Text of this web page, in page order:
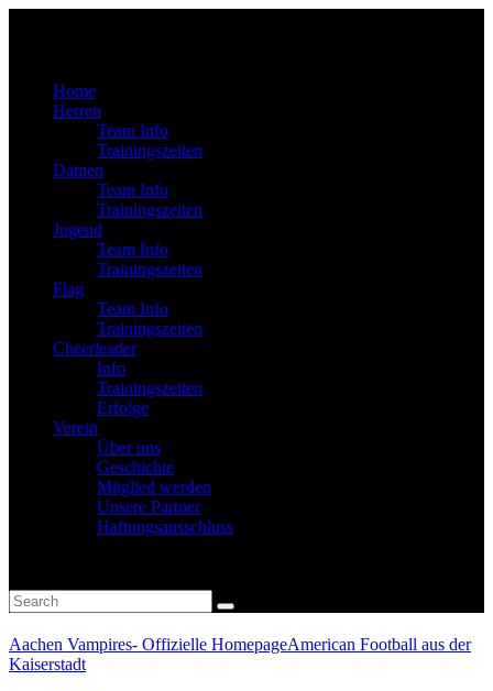
Home
Herren
Team Info
Trainingszeiten
Damen
Team Info
Trainingszeiten
Jugend
Team Info
Trainingszeiten
Flag
Team Info
Trainingszeiten
Cheerleader
Info
Trainingszeiten
Erfolge
Verein
Über uns
Geschichte
Mitglied werden
Unsere Partner
Haftungsausschluss
Aachen Vampires- Offizielle HomepageAmerican Football aus der
Kaiserstadt